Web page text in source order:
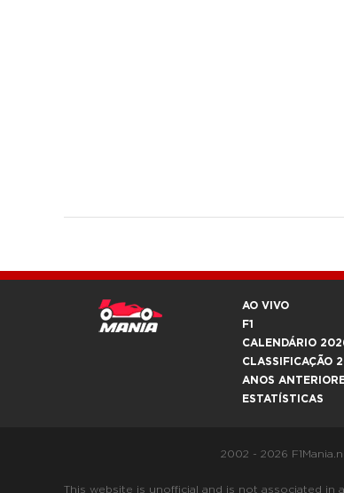
AO VIVO
F1
CALENDÁRIO
CLASSIFICAÇÃO
ANOS
ESTATÍSTICAS
2002 - 2026
This website is unofficial and is not associated in